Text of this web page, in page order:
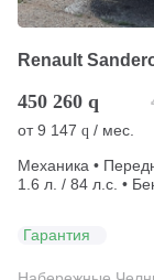
Renault
450 260 q
от9 147 q / мес.
Механика •
1.6 л. / 84 л.с. •
Гарантия